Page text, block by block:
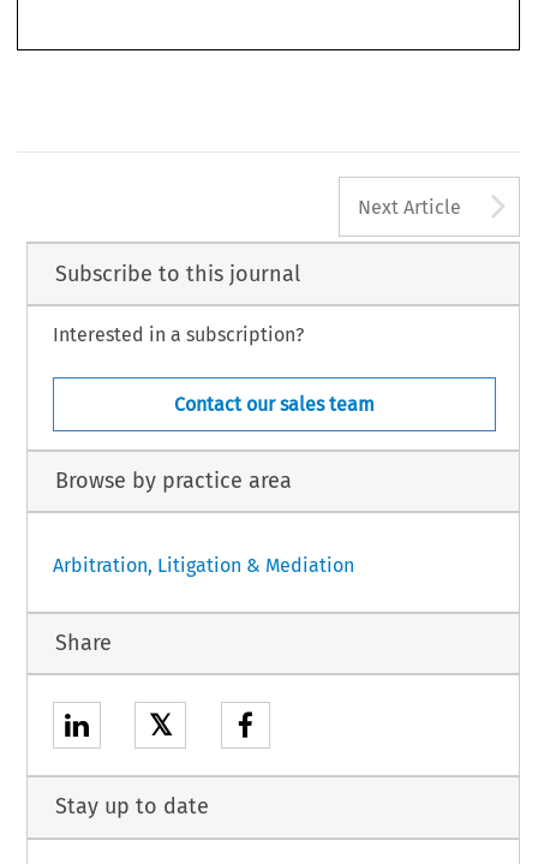
Next Article
Subscribe to this journal
Interested in a subscription?
Contact our sales team
Browse by practice area
Arbitration, Litigation & Mediation
Share
𝕏
Stay up to date